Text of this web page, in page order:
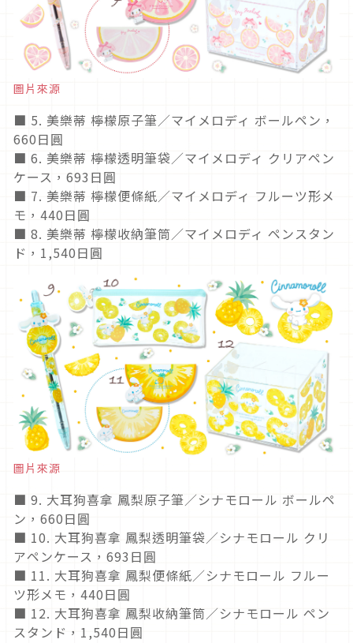
圖片來源
■ 5. 美樂蒂 檸檬原子筆／マイメロディ ボールペン，
660日圓
■ 6. 美樂蒂 檸檬透明筆袋／マイメロディ クリアペン
ケース，693日圓
■ 7. 美樂蒂 檸檬便條紙／マイメロディ フルーツ形メ
モ，440日圓
■ 8. 美樂蒂 檸檬收納筆筒／マイメロディ ペンスタン
ド，1,540日圓
圖片來源
■ 9. 大耳狗喜拿 鳳梨原子筆／シナモロール ボールペ
ン，660日圓
■ 10. 大耳狗喜拿 鳳梨透明筆袋／シナモロール クリ
アペンケース，693日圓
■ 11. 大耳狗喜拿 鳳梨便條紙／シナモロール フルー
ツ形メモ，440日圓
■ 12. 大耳狗喜拿 鳳梨收納筆筒／シナモロール ペン
スタンド，1,540日圓